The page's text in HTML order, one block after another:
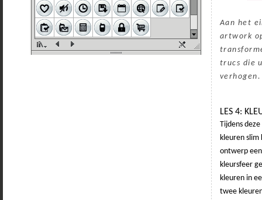
Aan het
artwork
trucs die
verhogen.
LES 4:
Tijdens
kleuren slim
ontwerp
kleursfeer
kleuren in
twee